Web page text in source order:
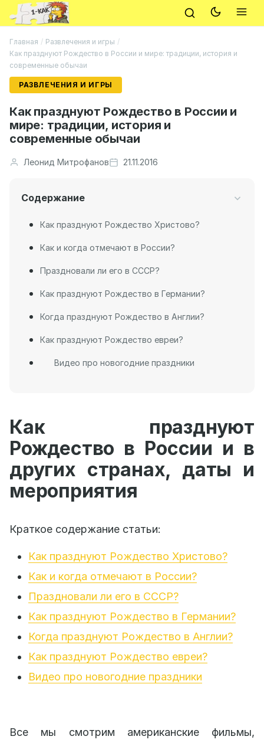
Главная / Развлечения и игры /
Как празднуют Рождество в России и мире: традиции, история и
современные обычаи
РАЗВЛЕЧЕНИЯ И ИГРЫ
Как празднуют Рождество в России и
мире: традиции, история и
современные обычаи
Леонид Митрофанов 21.11.2016
Содержание
Как празднуют Рождество Христово?
Как и когда отмечают в России?
Праздновали ли его в СССР?
Как празднуют Рождество в Германии?
Когда празднуют Рождество в Англии?
Как празднуют Рождество евреи?
Видео про новогодние праздники
Как празднуют
Рождество в России и в
других странах, даты и
мероприятия
Краткое содержание статьи:
Как празднуют Рождество Христово?
Как и когда отмечают в России?
Праздновали ли его в СССР?
Как празднуют Рождество в Германии?
Когда празднуют Рождество в Англии?
Как празднуют Рождество евреи?
Видео про новогодние праздники
Все мы смотрим американские фильмы,